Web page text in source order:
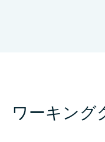
ワーキング